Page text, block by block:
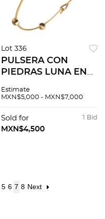
Lot 336
PULSERA CON
PIEDRAS LUNA EN
10K Broche de aro y
cm aprox. Peso: 4.7
g.
Estimate
MXN$5,000 - MXN$7,000
1 Bid
Sold for
MXN$4,500
5 6 7 8 Next